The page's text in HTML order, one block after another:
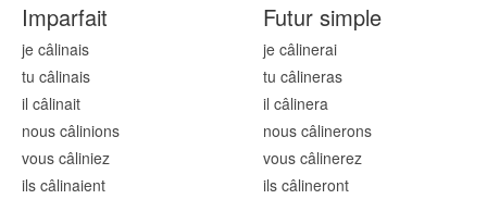
Imparfait
je câlinais
tu câlinais
il câlinait
nous câlinions
vous câliniez
ils câlinaient
Futur simple
je câlinerai
tu câlineras
il câlinera
nous câlinerons
vous câlinerez
ils câlineront